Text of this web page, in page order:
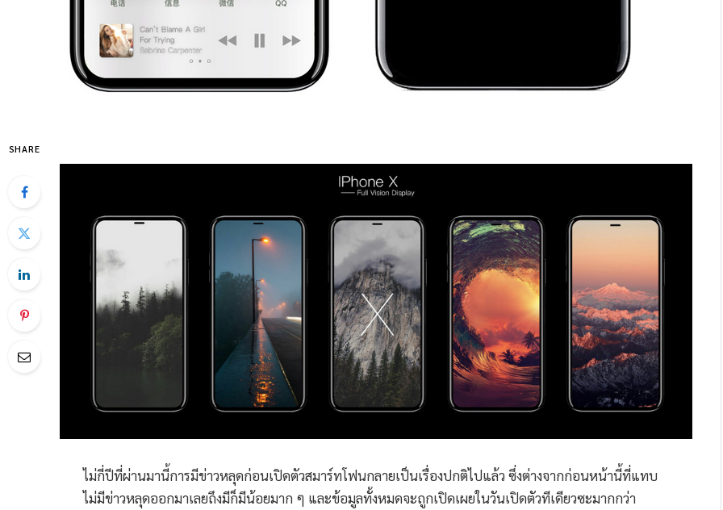
SHARE
ไม่กี่ปีที่ผ่านมานี้การมีข่าวหลุดก่อนเปิดตัวสมาร์ทโฟนกลายเป็นเรื่องปกติไปแล้ว ซึ่งต่างจากก่อนหน้านี้ที่แทบ
ไม่มีข่าวหลุดออกมาเลยถึงมีก็มีน้อยมาก ๆ และข้อมูลทั้งหมดจะถูกเปิดเผยในวันเปิดตัวทีเดียวซะมากกว่า